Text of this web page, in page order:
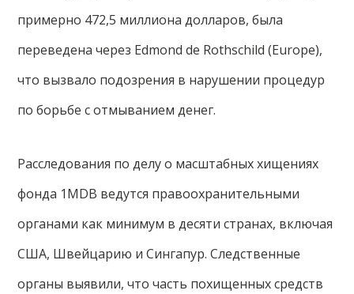
примерно 472,5 миллиона долларов, была
переведена через Edmond de Rothschild (Europe),
что вызвало подозрения в нарушении процедур
по борьбе с отмыванием денег.
Расследования по делу о масштабных хищениях
фонда 1MDB ведутся правоохранительными
органами как минимум в десяти странах, включая
США, Швейцарию и Сингапур. Следственные
органы выявили, что часть похищенных средств